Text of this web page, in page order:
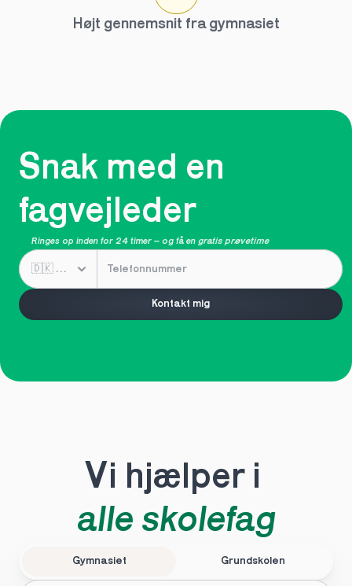
Højt gennemsnit fra gymnasiet
Snak med en
fagvejleder
Ringes op inden for 24 timer – og få en gratis prøvetime
Kontakt mig
Vi hjælper i
alle skolefag
Gymnasiet Grundskolen